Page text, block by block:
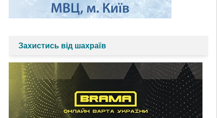
Захистись від шахраїв